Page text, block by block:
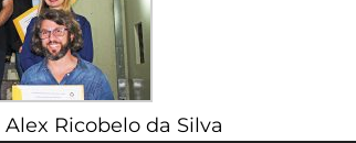
Ricobelo da Silva